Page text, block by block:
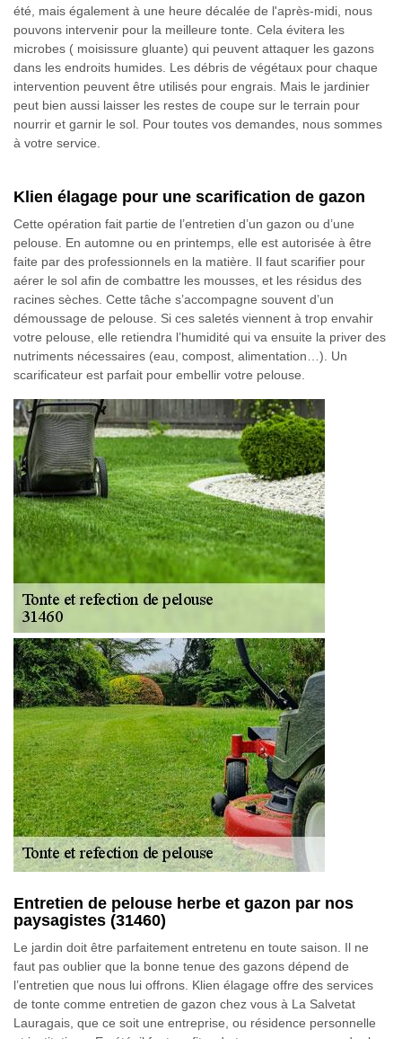
été, mais également à une heure décalée de l'après-midi, nous
pouvons intervenir pour la meilleure tonte. Cela évitera les
microbes ( moisissure gluante) qui peuvent attaquer les gazons
dans les endroits humides. Les débris de végétaux pour chaque
intervention peuvent être utilisés pour engrais. Mais le jardinier
peut bien aussi laisser les restes de coupe sur le terrain pour
nourrir et garnir le sol. Pour toutes vos demandes, nous sommes
à votre service.
Klien élagage pour une scarification de gazon
Cette opération fait partie de l’entretien d’un gazon ou d’une
pelouse. En automne ou en printemps, elle est autorisée à être
faite par des professionnels en la matière. Il faut scarifier pour
aérer le sol afin de combattre les mousses, et les résidus des
racines sèches. Cette tâche s’accompagne souvent d’un
démoussage de pelouse. Si ces saletés viennent à trop envahir
votre pelouse, elle retiendra l’humidité qui va ensuite la priver des
nutriments nécessaires (eau, compost, alimentation…). Un
scarificateur est parfait pour embellir votre pelouse.
Entretien de pelouse herbe et gazon par nos
paysagistes (31460)
Le jardin doit être parfaitement entretenu en toute saison. Il ne
faut pas oublier que la bonne tenue des gazons dépend de
l’entretien que nous lui offrons. Klien élagage offre des services
de tonte comme entretien de gazon chez vous à La Salvetat
Lauragais, que ce soit une entreprise, ou résidence personnelle